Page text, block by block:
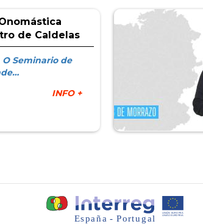
de Caldelas
O Seminario de
INFO +